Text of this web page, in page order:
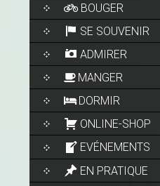
BOUGER
SE SOUVENIR
ADMIRER
MANGER
DORMIR
ONLINE-SHOP
EVÉNEMENTS
EN PRATIQUE